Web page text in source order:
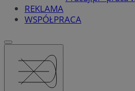
REKLAMA
WSPÓŁPRACA